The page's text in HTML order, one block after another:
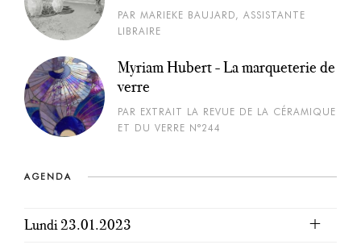
PAR MARIEKE BAUJARD, ASSISTANTE
LIBRAIRE
Myriam Hubert - La marqueterie de
verre
PAR EXTRAIT LA REVUE DE LA CÉRAMIQUE
ET DU VERRE N°244
AGENDA
Lundi 23.01.2023